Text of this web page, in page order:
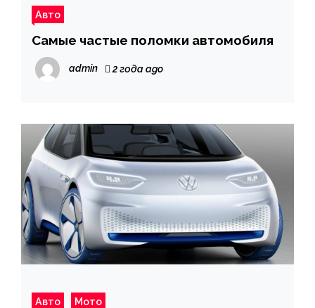
Авто
Самые частые поломки автомобиля
admin 2 года ago
Авто Мото